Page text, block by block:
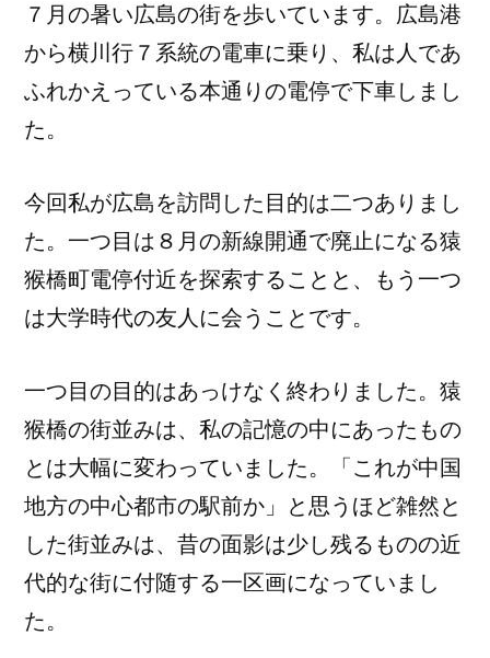
７月の暑い広島の街を歩いています。広島港
から横川行７系統の電車に乗り、私は人であ
ふれかえっている本通りの電停で下車しまし
た。
今回私が広島を訪問した目的は二つありまし
た。一つ目は８月の新線開通で廃止になる猿
猴橋町電停付近を探索することと、もう一つ
は大学時代の友人に会うことです。
一つ目の目的はあっけなく終わりました。猿
猴橋の街並みは、私の記憶の中にあったもの
とは大幅に変わっていました。「これが中国
地方の中心都市の駅前か」と思うほど雑然と
した街並みは、昔の面影は少し残るものの近
代的な街に付随する一区画になっていまし
た。